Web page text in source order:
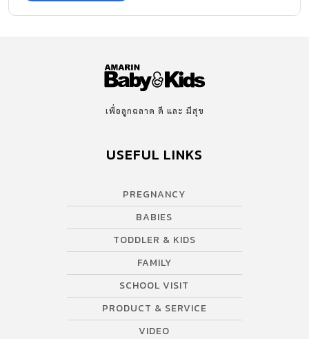
เพื่อลูกฉลาด ดี และ มีสุข
USEFUL LINKS
PREGNANCY
BABIES
TODDLER & KIDS
FAMILY
SCHOOL VISIT
PRODUCT & SERVICE
VIDEO